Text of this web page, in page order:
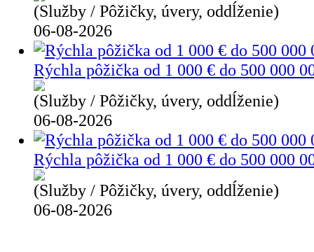
(Služby / Pôžičky, úvery, oddĺženie)
06-08-2026
Rýchla pôžička od 1 000 € do 500 000
(Služby / Pôžičky, úvery, oddĺženie)
06-08-2026
Rýchla pôžička od 1 000 € do 500 000
(Služby / Pôžičky, úvery, oddĺženie)
06-08-2026